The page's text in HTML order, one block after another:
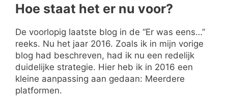
Hoe staat het er nu voor?
De voorlopig laatste blog in de “Er was eens…”
reeks. Nu het jaar 2016. Zoals ik in mijn vorige
blog had beschreven, had ik nu een redelijk
duidelijke strategie. Hier heb ik in 2016 een
kleine aanpassing aan gedaan: Meerdere
platformen.